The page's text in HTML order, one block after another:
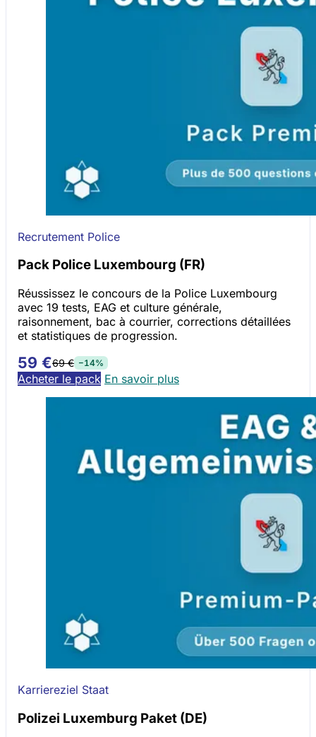
Recrutement Police
Pack Police Luxembourg (FR)
Réussissez le concours de la Police Luxembourg
avec 19 tests, EAG et culture générale,
raisonnement, bac à courrier, corrections détaillées
et statistiques de progression.
59 €69 € −14%
Acheter le pack En savoir plus
Karriereziel Staat
Polizei Luxemburg Paket (DE)